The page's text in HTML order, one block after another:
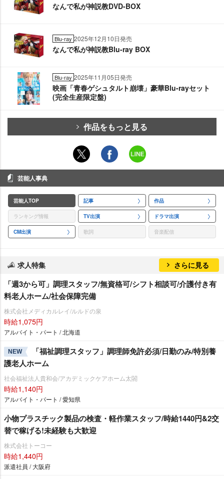
なんで私が神説教DVD-BOX
Blu-ray 2025年12月10日発売
なんで私が神説教Blu-ray BOX
Blu-ray 2025年11月05日発売
映画「青春ゲシュタルト崩壊」豪華Blu-rayセット
(完全生産限定盤)
作品をもっと見る
芸能人事典
芸能人TOP 記事 作品
ランキング情報 TV出演 ドラマ出演
CM出演 歌詞 音楽配信
求人特集 さらに見る
「週3から可」調理スタッフ/無資格可/シフト相談可/介護付き有
料老人ホーム/社会保障完備
株式会社メディカルレイ/ルルドの泉
時給1,075円
アルバイト・パート / 北海道
NEW
「福祉調理スタッフ」調理師免許必須/日勤のみ/特別養
護老人ホーム
社会福祉法人貴和会/アカデミックケアホーム太閤
時給1,140円
アルバイト・パート / 愛知県
小物プラスチック製品の検査・軽作業スタッフ/時給1440円&2交
替で稼げる!未経験も大歓迎
株式会社トーコー
時給1,440円
派遣社員 / 大阪府